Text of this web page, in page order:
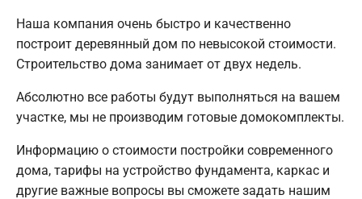
Наша компания очень быстро и качественно
построит деревянный дом по невысокой стоимости.
Строительство дома занимает от двух недель.
Абсолютно все работы будут выполняться на вашем
участке, мы не производим готовые домокомплекты.
Информацию о стоимости постройки современного
дома, тарифы на устройство фундамента, каркас и
другие важные вопросы вы сможете задать нашим